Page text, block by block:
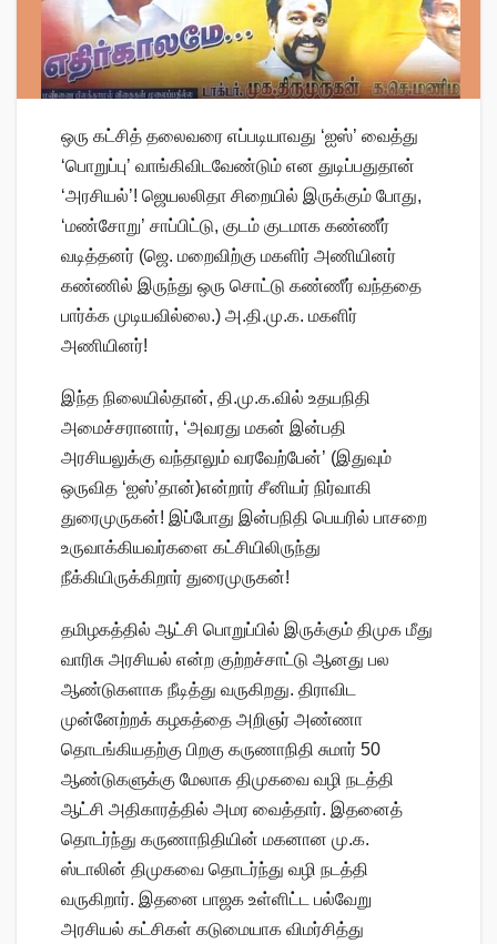
ஒரு கட்சித் தலைவரை எப்படியாவது ‘ஐஸ்’ வைத்து
‘பொறுப்பு’ வாங்கிவிடவேண்டும் என துடிப்பதுதான்
‘அரசியல்’! ஜெயலலிதா சிறையில் இருக்கும் போது,
‘மண்சோறு’ சாப்பிட்டு, குடம் குடமாக கண்ணீர்
வடித்தனர் (ஜெ. மறைவிற்கு மகளிர் அணியினர்
கண்ணில் இருந்து ஒரு சொட்டு கண்ணீர் வந்ததை
பார்க்க முடியவில்லை.) அ.தி.மு.க. மகளிர்
அணியினர்!
இந்த நிலையில்தான், தி.மு.க.வில் உதயநிதி
அமைச்சரானார், ‘அவரது மகன் இன்பதி
அரசியலுக்கு வந்தாலும் வரவேற்பேன்’ (இதுவும்
ஒருவித ‘ஐஸ்’தான்)என்றார் சீனியர் நிர்வாகி
துரைமுருகன்! இப்போது இன்பநிதி பெயரில் பாசறை
உருவாக்கியவர்களை கட்சியிலிருந்து
நீக்கியிருக்கிறார் துரைமுருகன்!
தமிழகத்தில் ஆட்சி பொறுப்பில் இருக்கும் திமுக மீது
வாரிசு அரசியல் என்ற குற்றச்சாட்டு ஆனது பல
ஆண்டுகளாக நீடித்து வருகிறது. திராவிட
முன்னேற்றக் கழகத்தை அறிஞர் அண்ணா
தொடங்கியதற்கு பிறகு கருணாநிதி சுமார் 50
ஆண்டுகளுக்கு மேலாக திமுகவை வழி நடத்தி
ஆட்சி அதிகாரத்தில் அமர வைத்தார். இதனைத்
தொடர்ந்து கருணாநிதியின் மகனான மு.க.
ஸ்டாலின் திமுகவை தொடர்ந்து வழி நடத்தி
வருகிறார். இதனை பாஜக உள்ளிட்ட பல்வேறு
அரசியல் கட்சிகள் கடுமையாக விமர்சித்து